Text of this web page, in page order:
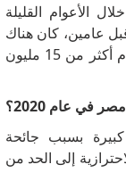
الأعوام القليلة
عامين، كان هناك
4.9 مليون زائر، ومن المتوقع أن يشهد هذا العام أكثر من 15 مليون
في عام 2020؟
بسبب جائحة
إلى الحد من